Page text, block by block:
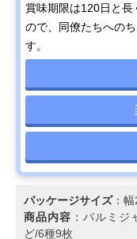
賞味期限は120日と長
ので、同僚たちへの
す。
パッケージサイズ：
商品内容 ：パルミジ
ど/6種9枚